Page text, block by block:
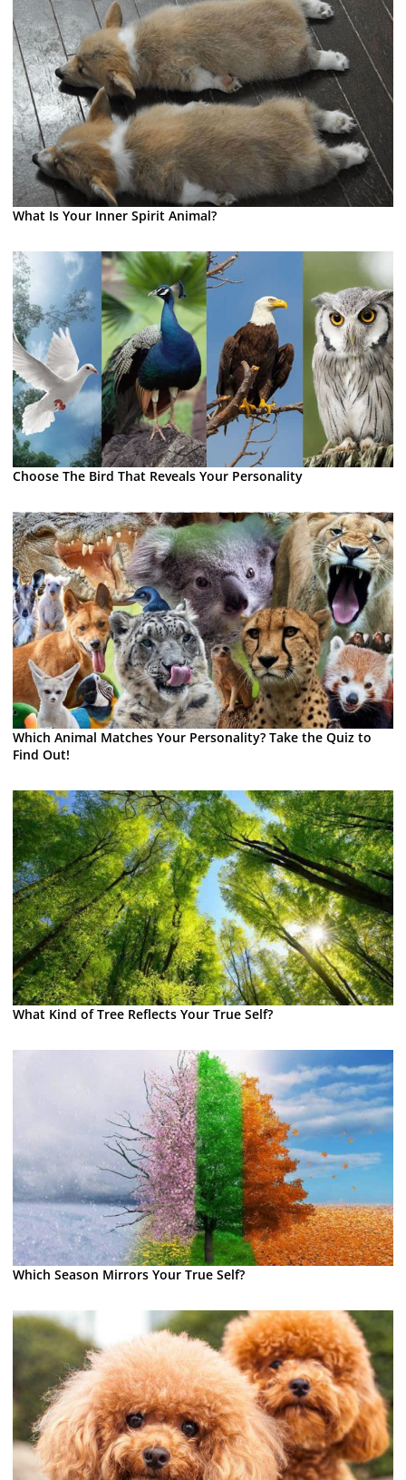
What Is Your Inner Spirit Animal?
Choose The Bird That Reveals Your Personality
Which Animal Matches Your Personality? Take the Quiz to
Find Out!
What Kind of Tree Reflects Your True Self?
Which Season Mirrors Your True Self?